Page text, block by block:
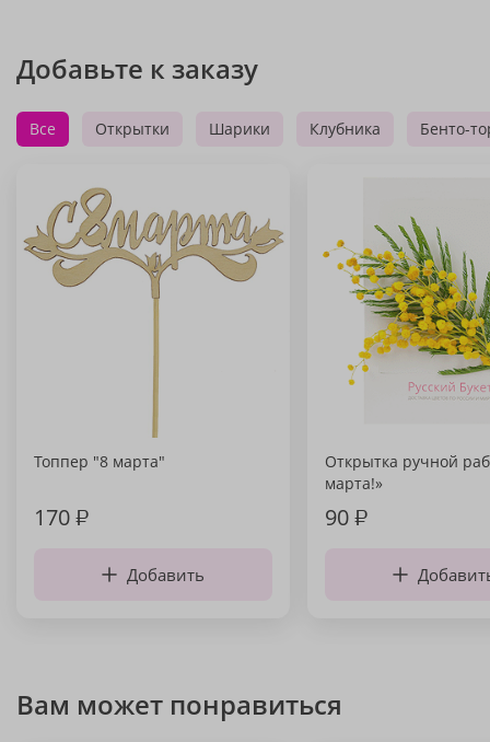
Добавьте к заказу
Все Открытки Шарики Клубника Бенто-
Топпер "8 марта"
170₽
Добавить
Открытка ручной
марта!»
90₽
Вам может понравиться